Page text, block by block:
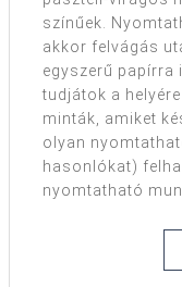
színűek.
akkor felvágás
egyszerű papírra
tudjátok a
minták, amiket
olyan
hasonlókat)
nyomtatható